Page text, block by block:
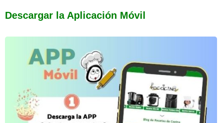
Descargar la Aplicación Móvil